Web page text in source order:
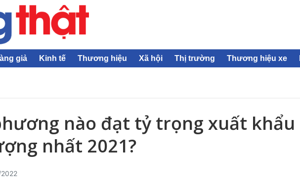
giả Kinh tế Thương hiệu Xã hội Thị trường Thương hiệu xe
nào đạt tỷ trọng xuất khẩu
nhất 2021?